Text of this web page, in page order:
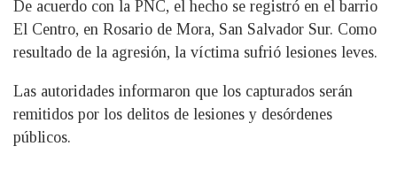
De acuerdo con la PNC, el hecho se registró en el barrio
El Centro, en Rosario de Mora, San Salvador Sur. Como
resultado de la agresión, la víctima sufrió lesiones leves.
Las autoridades informaron que los capturados serán
remitidos por los delitos de lesiones y desórdenes
públicos.